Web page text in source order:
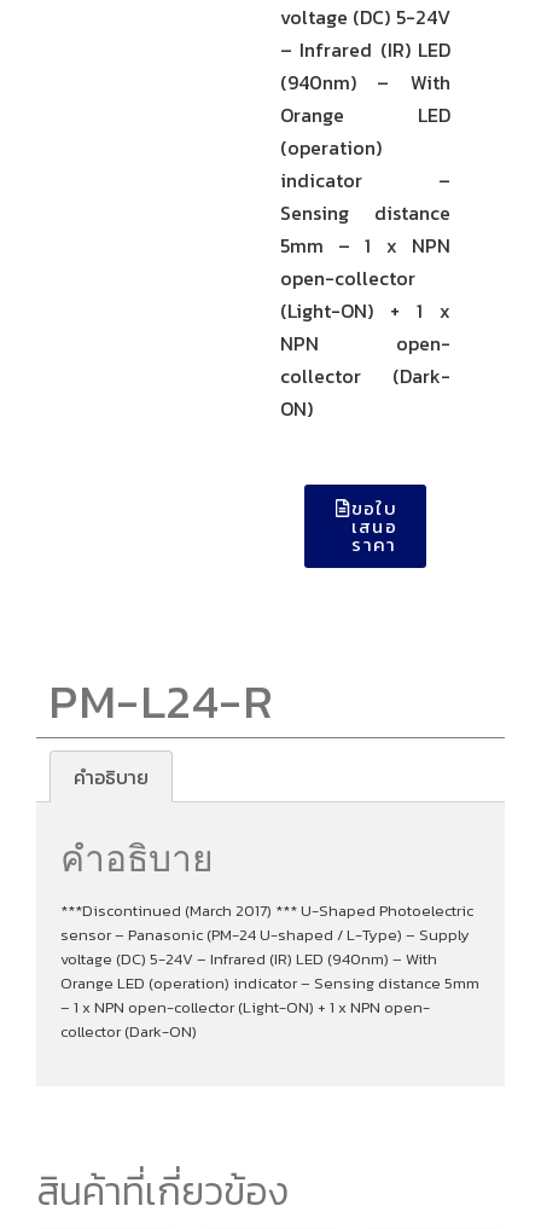
voltage (DC) 5-24V
– Infrared (IR) LED
(940nm) – With
Orange LED
(operation)
indicator –
Sensing distance
5mm – 1 x NPN
open-collector
(Light-ON) + 1 x
NPN open-
collector (Dark-
ON)
ขอใบ
เสนอ
ราคา
PM-L24-R
คำอธิบาย
คำอธิบาย
***Discontinued (March 2017) *** U-Shaped Photoelectric
sensor – Panasonic (PM-24 U-shaped / L-Type) – Supply
voltage (DC) 5-24V – Infrared (IR) LED (940nm) – With
Orange LED (operation) indicator – Sensing distance 5mm
– 1 x NPN open-collector (Light-ON) + 1 x NPN open-
collector (Dark-ON)
สินค้าที่เกี่ยวข้อง